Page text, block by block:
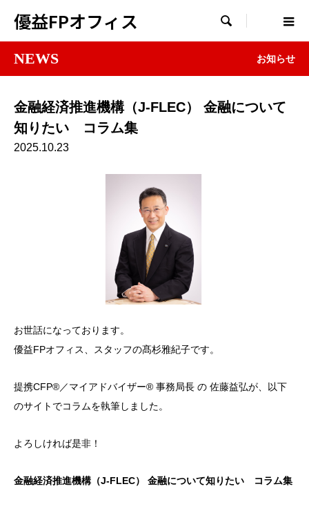
優益FPオフィス 
NEWS お知らせ
金融経済推進機構（J-FLEC） 金融について
知りたい コラム集
2025.10.23
お世話になっております。
優益FPオフィス、スタッフの髙杉雅紀子です。
提携CFP®︎／マイアドバイザー®︎ 事務局長 の 佐藤益弘が、以下
のサイトでコラムを執筆しました。
よろしければ是非！
金融経済推進機構（J-FLEC） 金融について知りたい コラム集